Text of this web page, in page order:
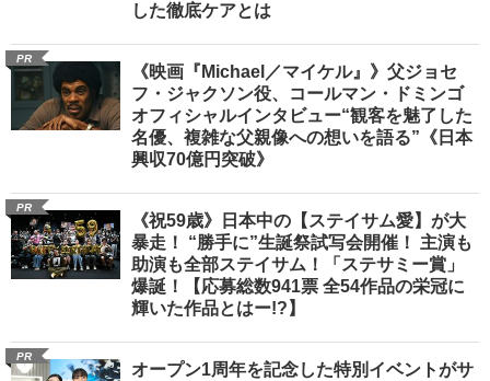
した徹底ケアとは
PR
《映画『Michael／マイケル』》父ジョセ
フ・ジャクソン役、コールマン・ドミンゴ
オフィシャルインタビュー“観客を魅了した
名優、複雑な父親像への想いを語る”《日本
興収70億円突破》
PR
《祝59歳》日本中の【ステイサム愛】が大
暴走！ “勝手に”生誕祭試写会開催！ 主演も
助演も全部ステイサム！「ステサミー賞」
爆誕！【応募総数941票 全54作品の栄冠に
輝いた作品とはー!?】
PR
オープン1周年を記念した特別イベントがサ